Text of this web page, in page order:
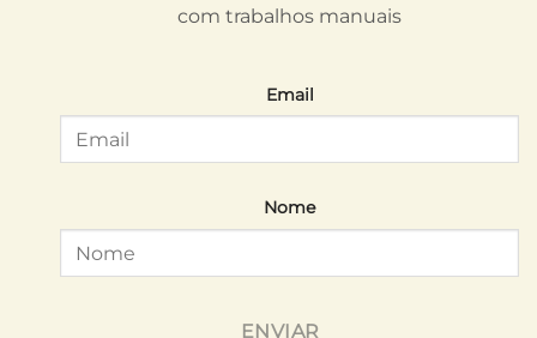
com trabalhos manuais
Email
Nome
ENVIAR